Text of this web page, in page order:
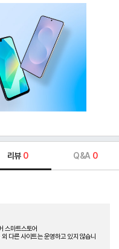
리뷰 0 Q&A 0
스마트스토어
다른 사이트는 운영하고 있지 않습니